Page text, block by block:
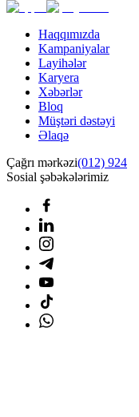
Haqqımızda
Kampaniyalar
Layihələr
Karyera
Xəbərlər
Bloq
Müştəri dəstəyi
Əlaqə
Çağrı mərkəzi(012) 924
Sosial şəbəkələrimiz